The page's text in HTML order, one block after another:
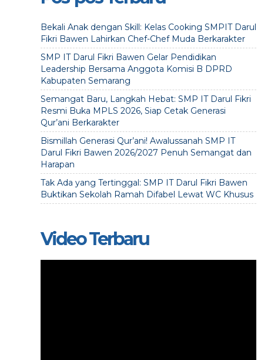
Bekali Anak dengan Skill: Kelas Cooking SMPIT Darul
Fikri Bawen Lahirkan Chef-Chef Muda Berkarakter
SMP IT Darul Fikri Bawen Gelar Pendidikan
Leadership Bersama Anggota Komisi B DPRD
Kabupaten Semarang
Semangat Baru, Langkah Hebat: SMP IT Darul Fikri
Resmi Buka MPLS 2026, Siap Cetak Generasi
Qur’ani Berkarakter
Bismillah Generasi Qur’ani! Awalussanah SMP IT
Darul Fikri Bawen 2026/2027 Penuh Semangat dan
Harapan
Tak Ada yang Tertinggal: SMP IT Darul Fikri Bawen
Buktikan Sekolah Ramah Difabel Lewat WC Khusus
Video Terbaru